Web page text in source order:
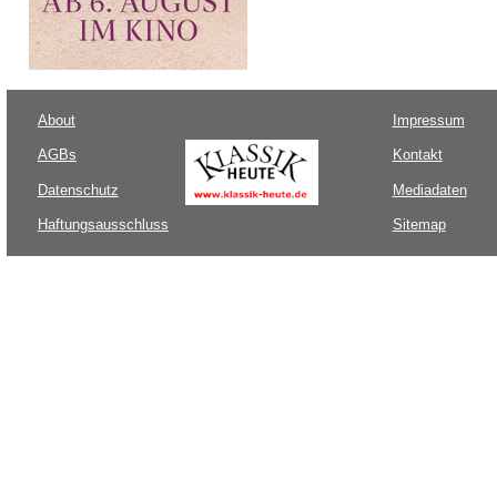
About
AGBs
Datenschutz
Haftungsausschluss
Impressum
Kontakt
Mediadaten
Sitemap